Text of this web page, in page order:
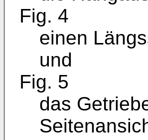
Fig. 4
einen
und
Fig. 5
das